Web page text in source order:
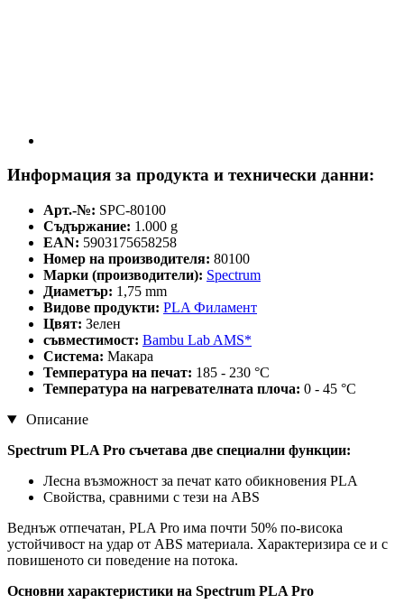
Информация за продукта и технически данни:
Арт.-№: SPC-80100
Съдържание: 1.000 g
EAN: 5903175658258
Номер на производителя: 80100
Марки (производители): Spectrum
Диаметър: 1,75 mm
Видове продукти: PLA Филамент
Цвят: Зелен
съвместимост: Bambu Lab AMS*
Система: Макара
Температура на печат: 185 - 230 °C
Температура на нагревателната плоча: 0 - 45 °C
Описание
Spectrum PLA Pro съчетава две специални функции:
Лесна възможност за печат като обикновения PLA
Свойства, сравними с тези на ABS
Веднъж отпечатан, PLA Pro има почти 50% по-висока
устойчивост на удар от ABS материала. Характеризира се и с
повишеното си поведение на потока.
Основни характеристики на Spectrum PLA Pro